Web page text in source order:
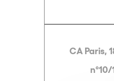
CA Paris,